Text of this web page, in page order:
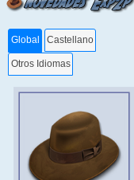
Global Castellano
Otros Idiomas